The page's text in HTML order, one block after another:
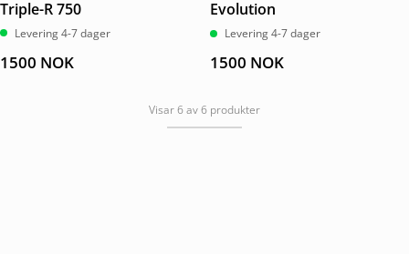
Triple-R 750
Levering 4-7 dager
1500 NOK
Evolution
Levering 4-7 dager
1500 NOK
Visar 6 av 6 produkter